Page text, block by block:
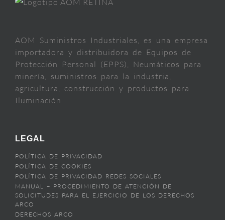
AOM Suministros Industriales, es una empresa
importadora y distribuidora de Equipos de
Protección Personal (EPPS), Neumáticos para
minería, suministros para la industria,
agricultura, construcción y productos para
Iluminación.
LEGAL
POLÍTICA DE PRIVACIDAD
POLÍTICA DE COOKIES
POLÍTICA DE PRIVACIDAD REDES SOCIALES
MANUAL – PROCEDIMIENTO DE ATENCIÓN DE
SOLICITUDES PARA EL EJERCICIO DE LOS DERECHOS
ARCO
DERECHOS ARCO